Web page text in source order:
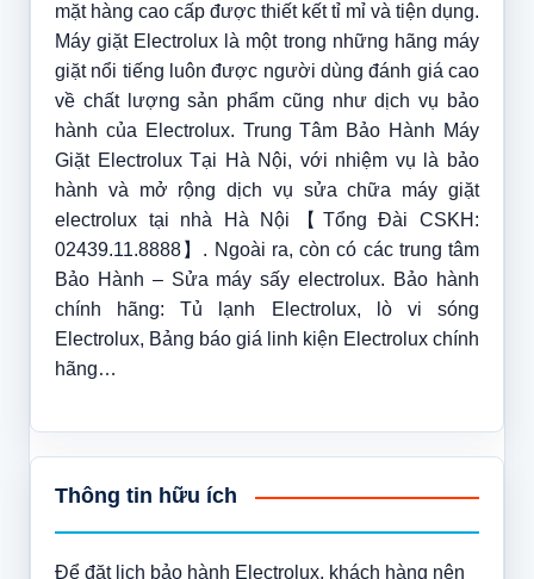
mặt hàng cao cấp được thiết kết tỉ mỉ và tiện dụng.
Máy giặt Electrolux là một trong những hãng máy
giặt nổi tiếng luôn được người dùng đánh giá cao
về chất lượng sản phẩm cũng như dịch vụ bảo
hành của Electrolux. Trung Tâm Bảo Hành Máy
Giặt Electrolux Tại Hà Nội, với nhiệm vụ là bảo
hành và mở rộng dịch vụ sửa chữa máy giặt
electrolux tại nhà Hà Nội【Tổng Đài CSKH:
02439.11.8888】. Ngoài ra, còn có các trung tâm
Bảo Hành – Sửa máy sấy electrolux. Bảo hành
chính hãng: Tủ lạnh Electrolux, lò vi sóng
Electrolux, Bảng báo giá linh kiện Electrolux chính
hãng…
Thông tin hữu ích
Để đặt lịch bảo hành Electrolux, khách hàng nên